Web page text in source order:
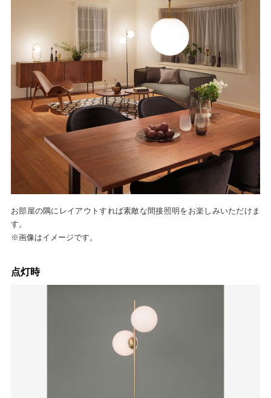
お部屋の隅にレイアウトすれば素敵な間接照明をお楽しみいただけま
す。
※画像はイメージです。
点灯時